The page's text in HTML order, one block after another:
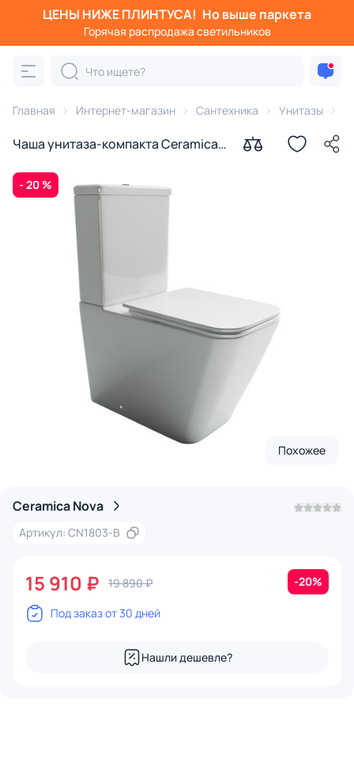
ЦЕНЫ НИЖЕ ПЛИНТУСА! Но выше паркета
Горячая распродажа светильников
Главная Интернет-магазин Сантехника Унитазы
Чаша унитаза-компакта Ceramica
CN1803-B с микролифтом
- 20 %
Похожее
Ceramica Nova
Артикул: CN1803-B
15 910 ₽ 19 890 ₽ -20%
Под заказ от 30 дней
Нашли дешевле?